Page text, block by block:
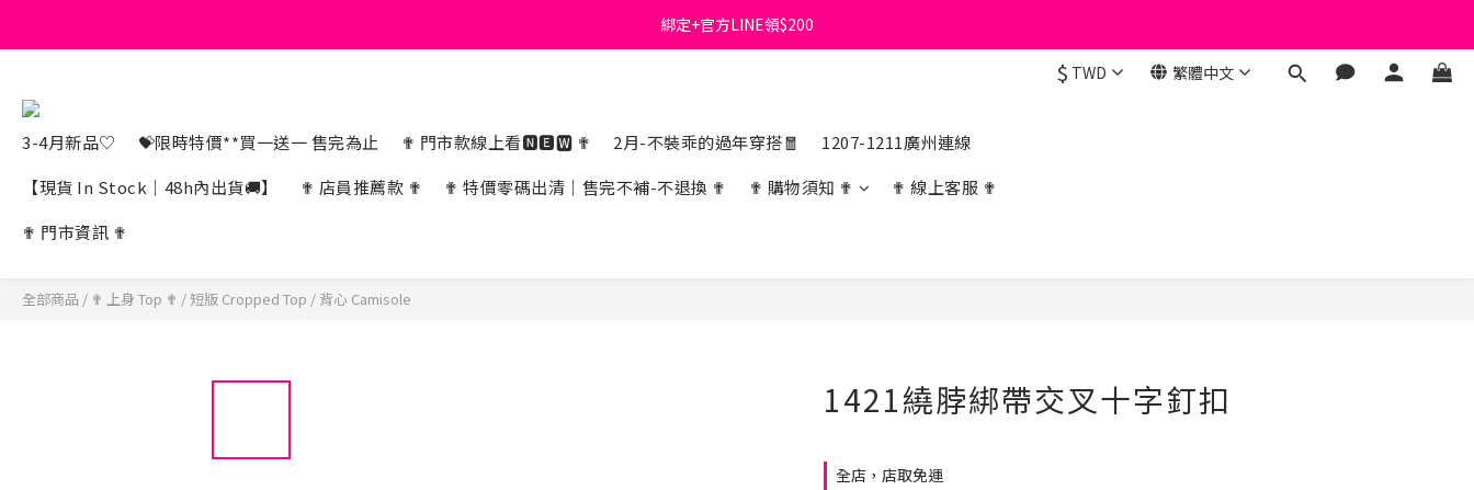
首購免運費🚚
綁定+官方LINE領$200
$ TWD 繁體中文
3-4月新品♡ 💝限時特價**買一送一 售完為止 ✟ 門市款線上看🅽🅴🆆 ✟ 2月-不裝乖的過年穿搭🧧
1207-1211廣州連線
【現貨 In Stock｜48h內出貨🚚】
✟ 店員推薦款 ✟ ✟ 特價零碼出清｜售完不補-不退換 ✟ ✟ 購物須知 ✟
✟ 線上客服 ✟
✟ 門市資訊 ✟
全部商品 / ✟ 上身 Top ✟ / 短版 Cropped Top / 背心 Camisole
1421繞脖綁帶交叉十字釘扣
全店，店取免運